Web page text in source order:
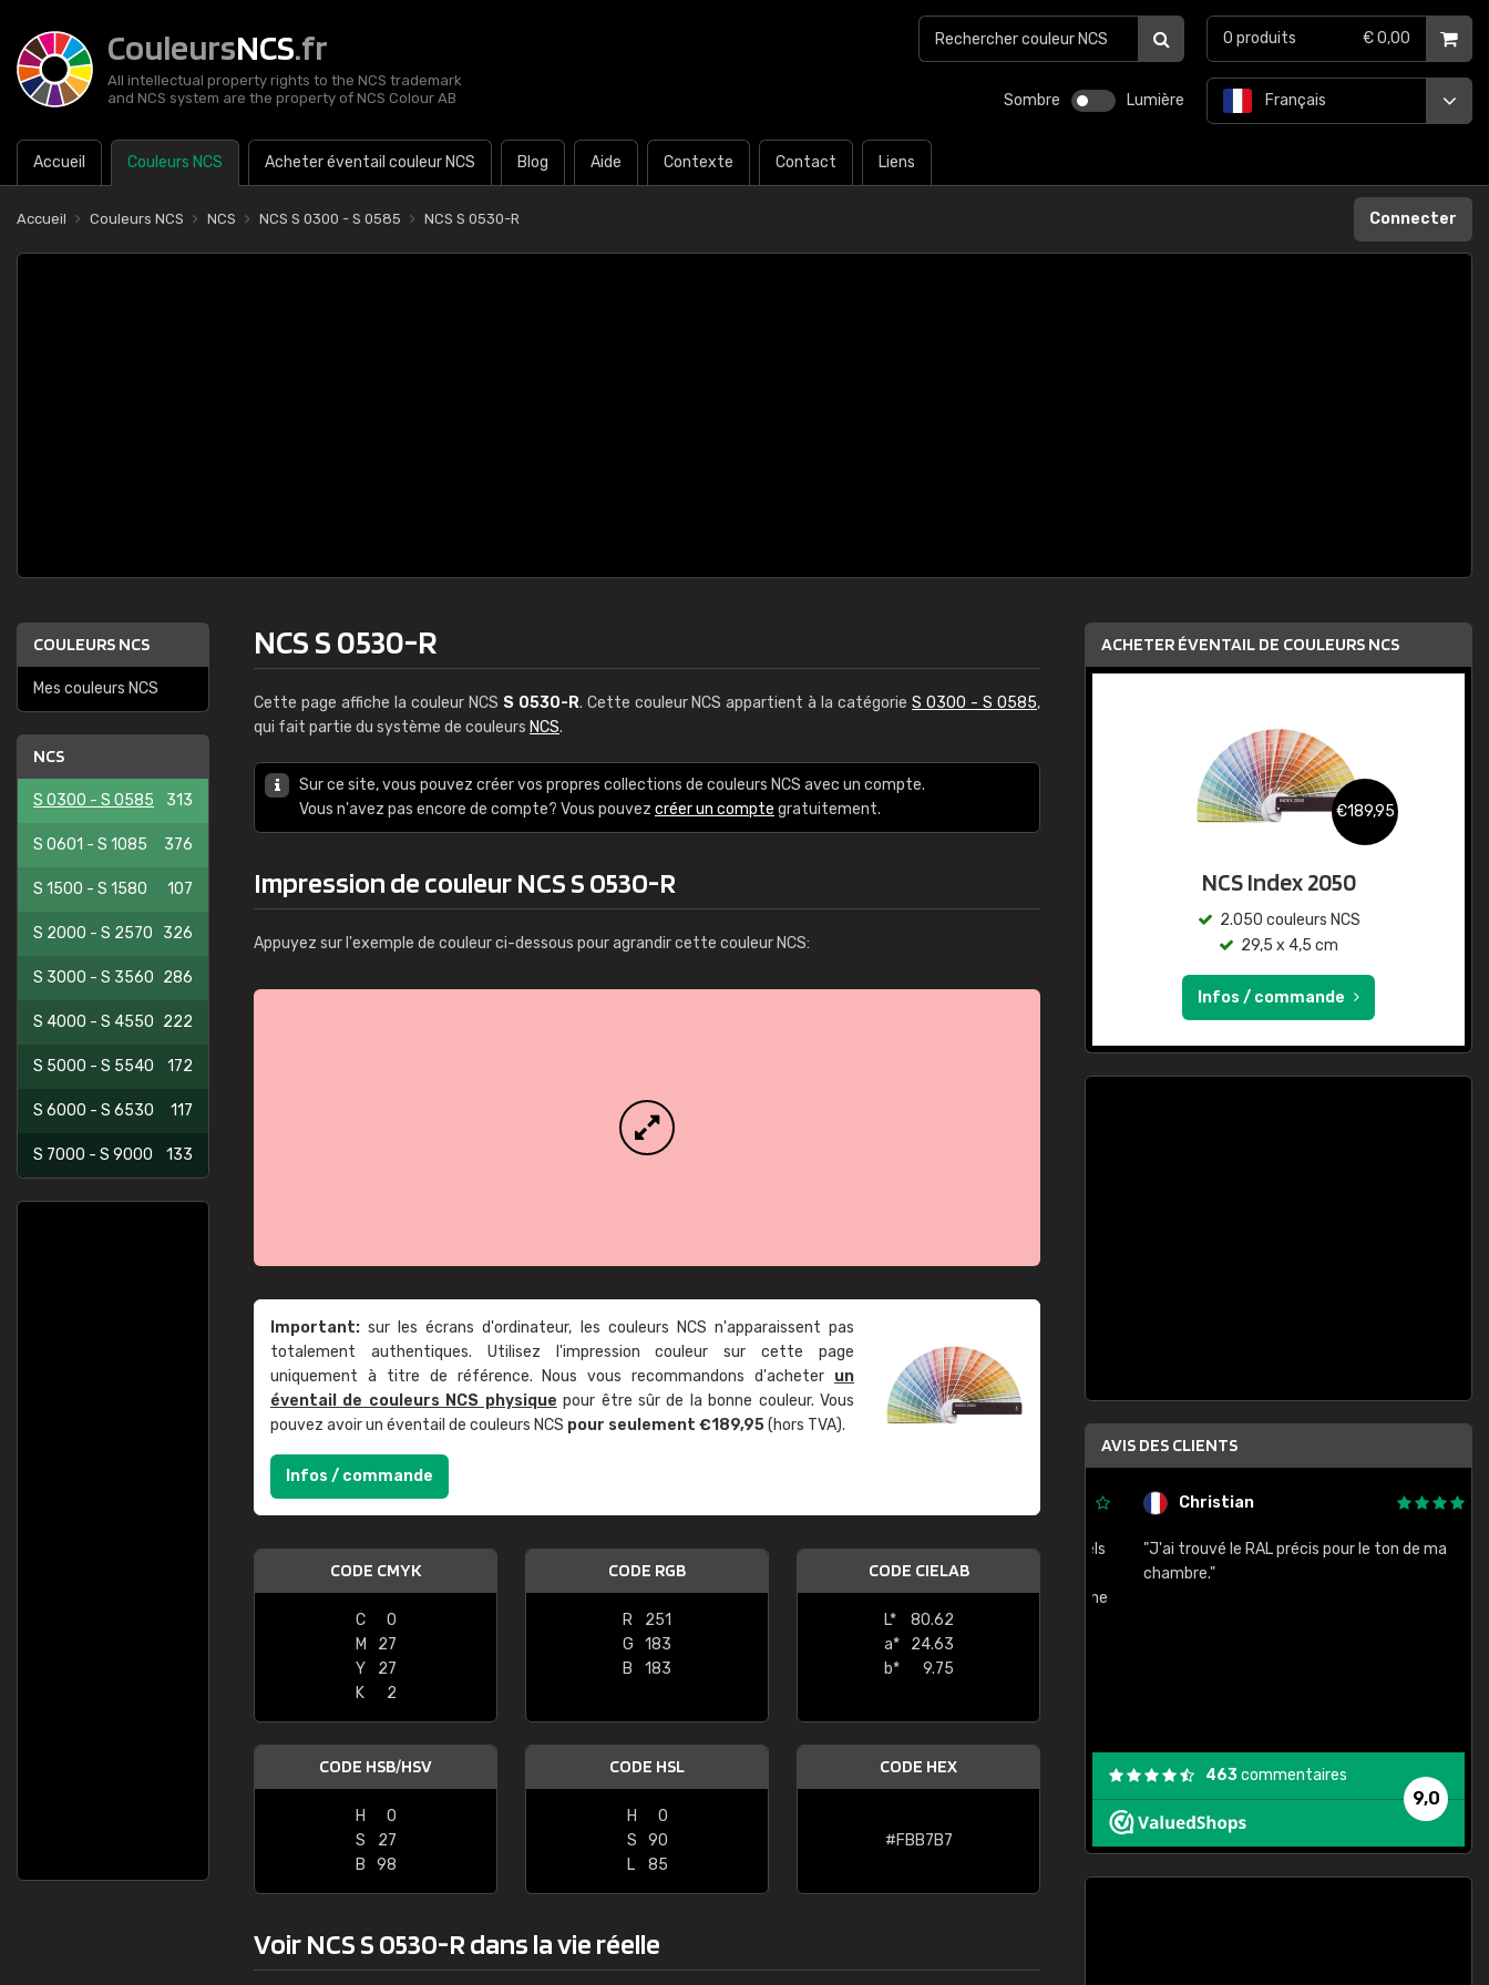
CouleursNCS.fr
All intellectual property rights to the NCS trademark
and NCS system are the property of NCS Colour AB
Sombre Lumière
Accueil Couleurs NCS Acheter éventail couleur NCS Blog Aide Contexte Contact Liens
Français
0 produits € 0,00
Accueil Couleurs NCS NCS NCS S 0300 - S 0585 NCS S 0530-R Connecter
COULEURS NCS
Mes couleurs NCS
NCS
S 0300 - S 0585 313
S 0601 - S 1085 376
S 1500 - S 1580 107
S 2000 - S 2570 326
S 3000 - S 3560 286
S 4000 - S 4550 222
S 5000 - S 5540 172
S 6000 - S 6530 117
S 7000 - S 9000 133
NCS S 0530-R
Cette page affiche la couleur NCS S 0530-R. Cette couleur NCS appartient à la catégorieS 0300 - S 0585,
qui fait partie du système de couleurs NCS.
Sur ce site, vous pouvez créer vos propres collections de couleurs NCS avec un compte.
Vous n'avez pas encore de compte? Vous pouvez créer un compte gratuitement.
Impression de couleur NCS S 0530-R
Appuyez sur l'exemple de couleur ci-dessous pour agrandir cette couleur NCS:
Important: sur les écrans d'ordinateur, les couleurs NCS n'apparaissent pas
totalement authentiques. Utilisez l'impression couleur sur cette page
uniquement à titre de référence. Nous vous recommandons d'acheter un
éventail de couleurs NCS physique pour être sûr de la bonne couleur. Vous
pouvez avoir un éventail de couleurs NCS pour seulement €189,95(hors TVA).
Infos / commande
CODE CMYK
C
0
M
27
Y
27
K
2
CODE RGB
R
251
G
183
B
183
CODE CIELAB
L*
80.62
a*
24.63
b*
9.75
CODE HSB/HSV
H
0
S
27
B
98
CODE HSL
H
0
S
90
L
85
CODE HEX
#FBB7B7
Voir NCS S 0530-R dans la vie réelle
ACHETER ÉVENTAIL DE COULEURS NCS
€189,95
NCS Index 2050
2.050 couleurs NCS
29,5 x 4,5 cm
Infos / commande
AVIS DES CLIENTS
"Le site ne permet pas de voir clairement quels
sont les produits disponibles. Il y a plusieurs
palettes de couleurs: Classic, Design, etc. On ne
comprend pas qui est quoi. La livraison s'est
bien passé et le produit reçu me convient."
Christian
"J'ai trouvé le RAL précis pour le ton de ma
chambre."
9,0
463commentaires